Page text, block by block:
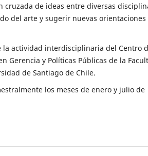
de ideas entre diversas
del arte y sugerir nuevas orientaciones
la actividad interdisciplinaria del Centro
Gerencia y Políticas Públicas de la
de Santiago de Chile.
los meses de enero y julio de